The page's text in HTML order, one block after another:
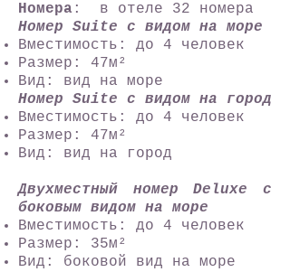
Номера : в отеле 32 номера
Номер Suite с видом на море
Вместимость: до 4 человек
Размер: 47м²
Вид: вид на море
Номер Suite с видом на город
Вместимость: до 4 человек
Размер: 47м²
Вид: вид на город
Двухместный номер Deluxe с
боковым видом на море
Вместимость: до 4 человек
Размер: 35м²
Вид: боковой вид на море